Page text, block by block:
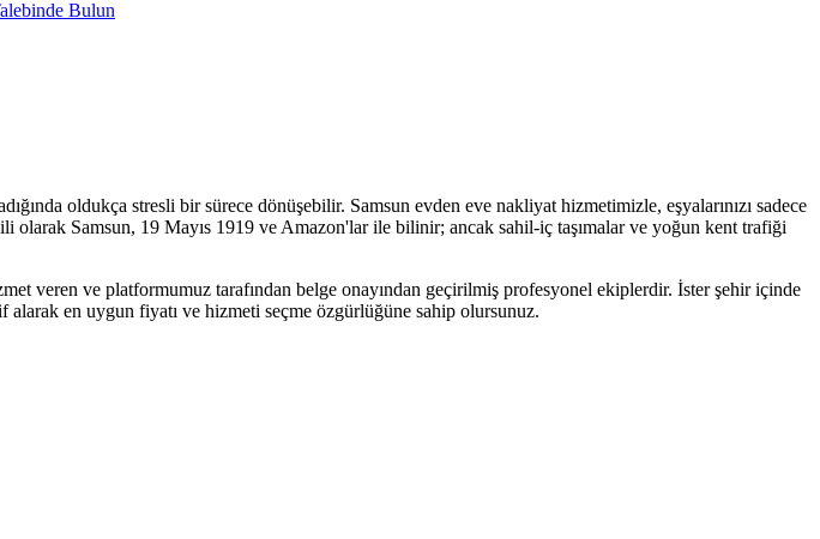
Bulun
oldukça stresli bir sürece dönüşebilir. Samsun evden eve nakliyat hizmetimizle, eşyalarınızı sadece
Samsun, 19 Mayıs 1919 ve Amazon'lar ile bilinir; ancak sahil-iç taşımalar ve yoğun kent trafiği
veren ve platformumuz tarafından belge onayından geçirilmiş profesyonel ekiplerdir. İster şehir içinde
en uygun fiyatı ve hizmeti seçme özgürlüğüne sahip olursunuz.